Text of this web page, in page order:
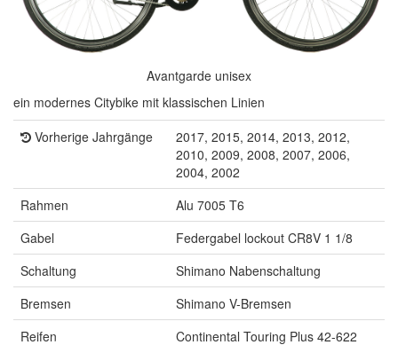
Avantgarde unisex
ein modernes Citybike mit klassischen Linien
Vorherige Jahrgänge
2017, 2015, 2014, 2013, 2012,
2010, 2009, 2008, 2007, 2006,
2004, 2002
Rahmen
Alu 7005 T6
Gabel
Federgabel lockout CR8V 1 1/8
Schaltung
Shimano Nabenschaltung
Bremsen
Shimano V-Bremsen
Reifen
Continental Touring Plus 42-622